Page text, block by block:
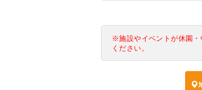
※施設やイベントが休園
ください。